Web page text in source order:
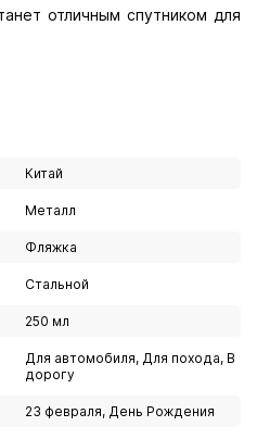
отличным спутником для
напитков,
для розжига.
прочных и
Герметичная крышка с
содержимое от протекания.
дизайн делают эту флягу
флягу легко носить
карман. Если вы не
мужчине, фляга станет
на любой праздник.
Китай
Металл
Фляжка
Стальной
250 мл
Для автомобиля, Для похода, В
дорогу
23 февраля, День Рождения